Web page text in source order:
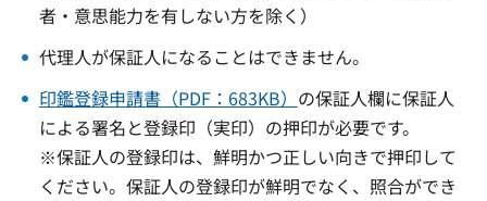
者・意思能力を有しない方を除く）
代理人が保証人になることはできません。
印鑑登録申請書（PDF：683KB） の保証人欄に保証人
による署名と登録印（実印）の押印が必要です。
※保証人の登録印は、鮮明かつ正しい向きで押印して
ください。保証人の登録印が鮮明でなく、照合ができ